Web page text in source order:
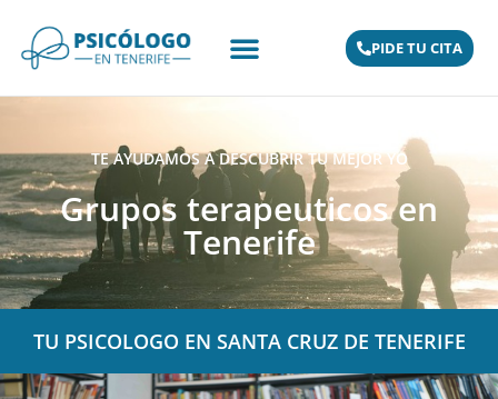
PIDE TU CITA
TE AYUDAMOS A DESCUBRIR TU MEJOR YO
Grupos terapeuticos en
Tenerife
TU PSICOLOGO EN SANTA CRUZ DE TENERIFE